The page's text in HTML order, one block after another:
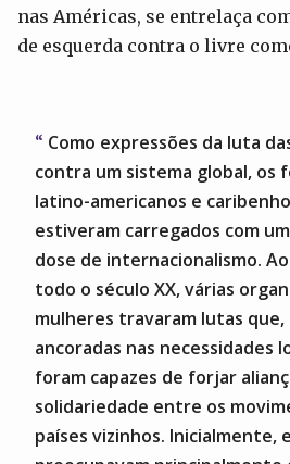
nas Américas, se entrelaça
de esquerda contra o livre
Como expressões da luta
contra um sistema global, os
latino-americanos e
estiveram carregados com
dose de internacionalismo.
todo o século XX, várias
mulheres travaram lutas que,
ancoradas nas necessidades
foram capazes de forjar
solidariedade entre os
países vizinhos. Inicialmente,